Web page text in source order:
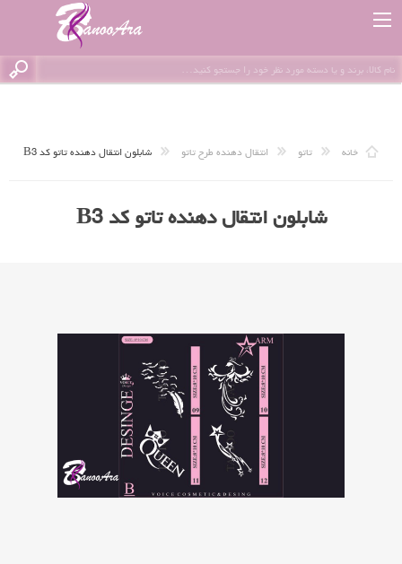
خانه تاتو انتقال دهنده طرح تاتو شابلون انتقال دهنده تاتو کد B3
شابلون انتقال دهنده تاتو کد B3